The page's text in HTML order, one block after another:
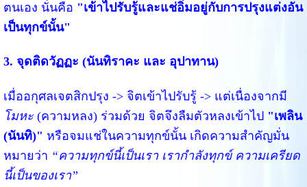
ตนเอง นั่นคือ "เข้าไปรับรู้และแช่อิ่มอยู่กับการปรุงแต่งอัน
เป็นทุกข์นั้น"
3. จุดติดวัฏฏะ (นันทิราคะ และ อุปาทาน)
เมื่ออกุศลเจตสิกปรุง -> จิตเข้าไปรับรู้ -> แต่เนื่องจากมี
โมหะ(ความหลง) ร่วมด้วย จิตจึงลืมตัวหลงเข้าไป "เพลิน
(นันทิ)" หรือจมแช่ในความทุกข์นั้น เกิดความสำคัญมั่น
หมายว่า “ความทุกข์นี้เป็นเรา เรากำลังทุกข์ ความเครียด
นี้เป็นของเรา”